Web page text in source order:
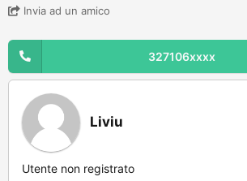
Invia ad un amico
327106xxxx
Liviu
Utente non registrato